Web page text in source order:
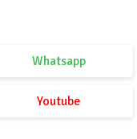
Whatsapp
Youtube